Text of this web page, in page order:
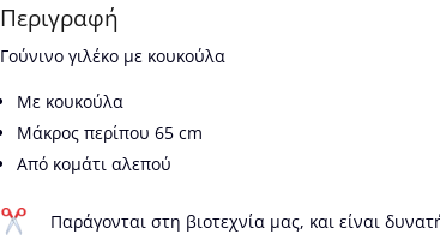
Περιγραφή
Γούνινο γιλέκο με κουκούλα
Με κουκούλα
Μάκρος περίπου 65 cm
Από κομάτι αλεπού
Παράγονται στη βιοτεχνία μας, και είναι